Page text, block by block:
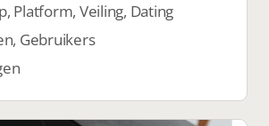
Platform, Veiling, Dating
Gebruikers